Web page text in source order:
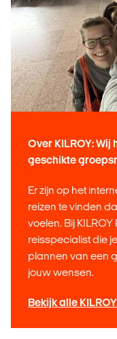
Over KILROY: Wij
geschikte
Er zijn op het
reizen te vinden
voelen. Bij
reisspecialist die
plannen van een
jouw wensen.
Bekijk alle